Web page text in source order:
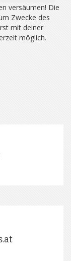
versäumen! Die
Zwecke des
mit deiner
möglich.